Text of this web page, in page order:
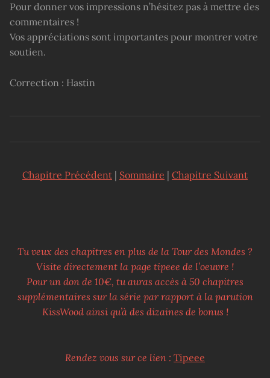
Pour donner vos impressions n’hésitez pas à mettre des
commentaires !
Vos appréciations sont importantes pour montrer votre
soutien.
Correction : Hastin
Chapitre Précédent | Sommaire | Chapitre Suivant
Tu veux des chapitres en plus de la Tour des Mondes ?
Visite directement la page tipeee de l’oeuvre !
Pour un don de 10€, tu auras accès à 50 chapitres
supplémentaires sur la série par rapport à la parution
KissWood ainsi qu’à des dizaines de bonus !
Rendez vous sur ce lien : Tipeee